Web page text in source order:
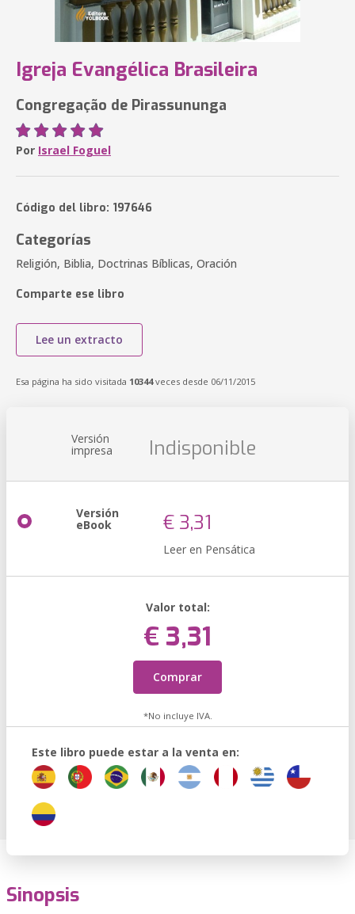
Igreja Evangélica Brasileira
Congregação de Pirassununga
Por Israel Foguel
Código del libro: 197646
Categorías
Religión, Biblia, Doctrinas Bíblicas, Oración
Comparte ese libro
Lee un extracto
Esa página ha sido visitada 10344veces desde 06/11/2015
Versión
impresa Indisponible
Versión
eBook € 3,31
Leer en Pensática
Valor total:
€ 3,31
Comprar
*No incluye IVA.
Este libro puede estar a la venta en:
Sinopsis